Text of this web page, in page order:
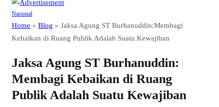
Nasional
Home » Blog » Jaksa Agung ST Burhanuddin:Membagi
Kebaikan di Ruang Publik Adalah Suatu Kewajiban
Jaksa Agung ST Burhanuddin:
Membagi Kebaikan di Ruang
Publik Adalah Suatu Kewajiban